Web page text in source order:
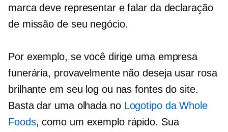
marca deve representar e falar da declaração
de missão de seu negócio.
Por exemplo, se você dirige uma empresa
funerária, provavelmente não deseja usar rosa
brilhante em seu log ou nas fontes do site.
Basta dar uma olhada no Logotipo da Whole
Foods, como um exemplo rápido. Sua